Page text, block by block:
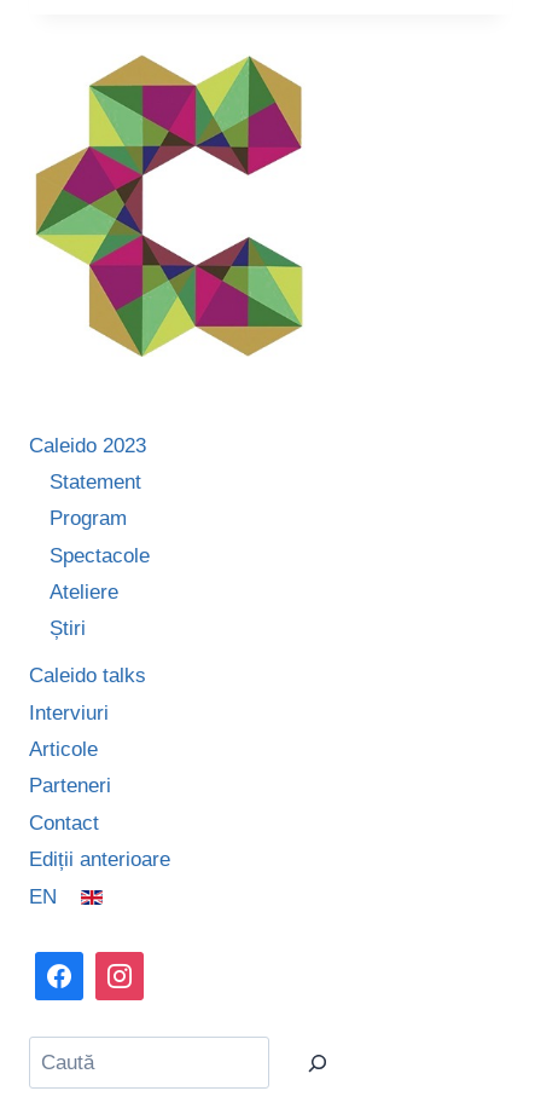
„PRIN
ARTĂ,
PUTEM
SCHIMBA
PERECEPTIA
Caleido 2023
Statement
Program
Spectacole
Ateliere
Știri
Caleido talks
Interviuri
Articole
Parteneri
Contact
Ediții anterioare
EN
Caută